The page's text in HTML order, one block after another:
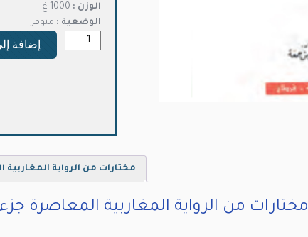
الوزن :
الوضعية : متوفر
إضافة
مختارات من الرواية
مختارات من الرواية المغاربية المعاصرة